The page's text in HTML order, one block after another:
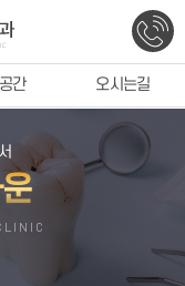
간 오시는길